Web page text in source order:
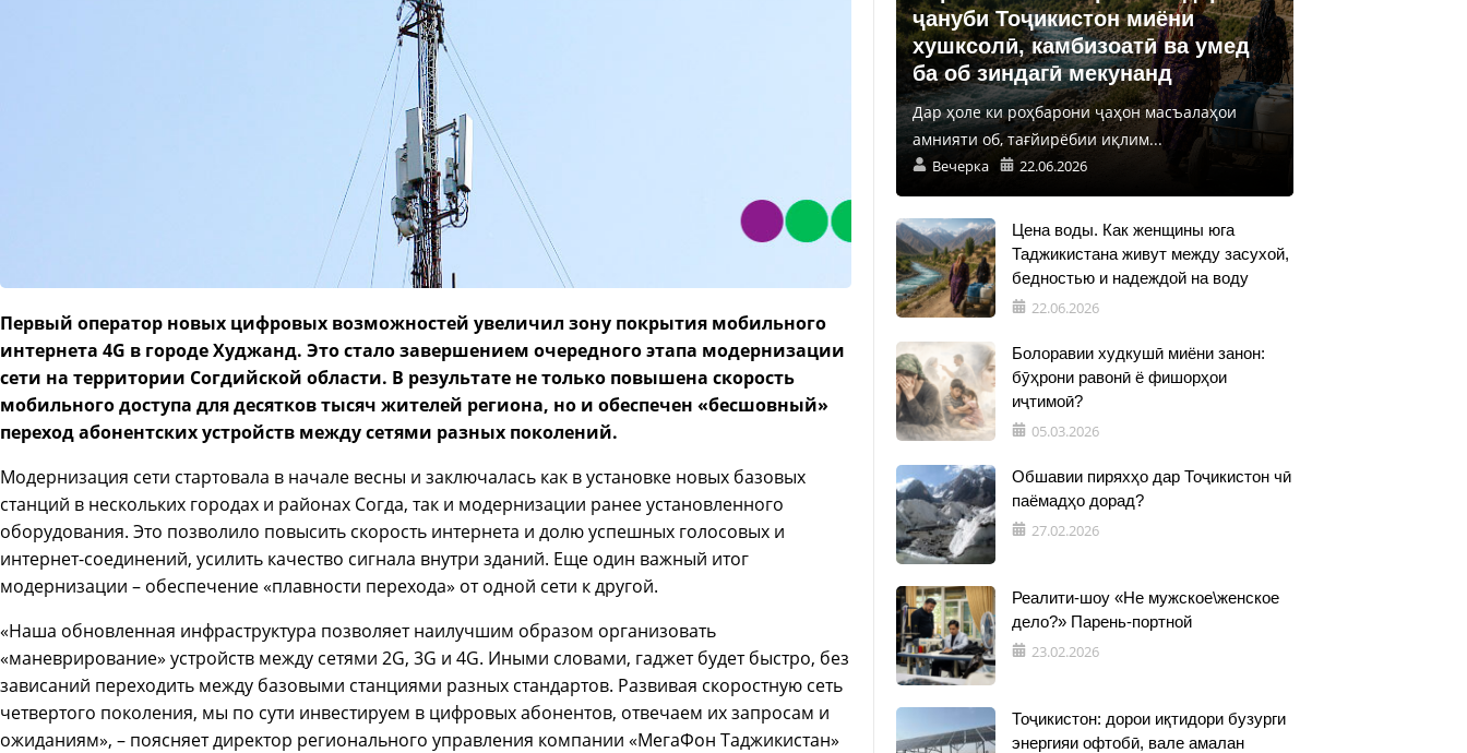
Первый оператор новых цифровых возможностей увеличил зону покрытия мобильного
интернета 4G в городе Худжанд. Это стало завершением очередного этапа модернизации
сети на территории Согдийской области. В результате не только повышена скорость
мобильного доступа для десятков тысяч жителей региона, но и обеспечен «бесшовный»
переход абонентских устройств между сетями разных поколений.
Модернизация сети стартовала в начале весны и заключалась как в установке новых базовых
станций в нескольких городах и районах Согда, так и модернизации ранее установленного
оборудования. Это позволило повысить скорость интернета и долю успешных голосовых и
интернет-соединений, усилить качество сигнала внутри зданий. Еще один важный итог
модернизации – обеспечение «плавности перехода» от одной сети к другой.
«Наша обновленная инфраструктура позволяет наилучшим образом организовать
«маневрирование» устройств между сетями 2G, 3G и 4G. Иными словами, гаджет будет быстро, без
зависаний переходить между базовыми станциями разных стандартов. Развивая скоростную сеть
четвертого поколения, мы по сути инвестируем в цифровых абонентов, отвечаем их запросам и
ожиданиям», – поясняет директор регионального управления компании «МегаФон Таджикистан»
ҷануби Тоҷикистон миёни
хушксолӣ, камбизоатӣ ва умед
ба об зиндагӣ мекунанд
Дар ҳоле ки роҳбарони ҷаҳон масъалаҳои
амнияти об, тағйирёбии иқлим...
Вечерка 22.06.2026
Цена воды. Как женщины юга
Таджикистана живут между засухой,
бедностью и надеждой на воду
22.06.2026
Болоравии худкушӣ миёни занон:
бӯҳрони равонӣ ё фишорҳои
иҷтимоӣ?
05.03.2026
Обшавии пиряхҳо дар Тоҷикистон чӣ
паёмадҳо дорад?
27.02.2026
Реалити-шоу «Не мужское\женское
дело?» Парень-портной
23.02.2026
Тоҷикистон: дорои иқтидори бузурги
энергияи офтобӣ, вале амалан